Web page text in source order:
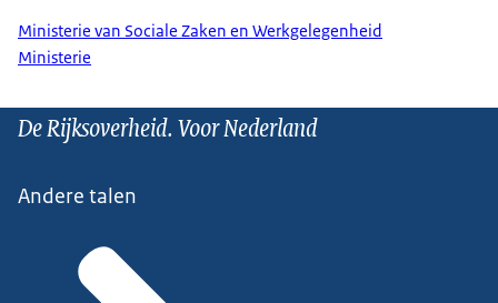
Ministerie van Sociale Zaken en Werkgelegenheid
Ministerie
De Rijksoverheid. Voor Nederland
Andere talen